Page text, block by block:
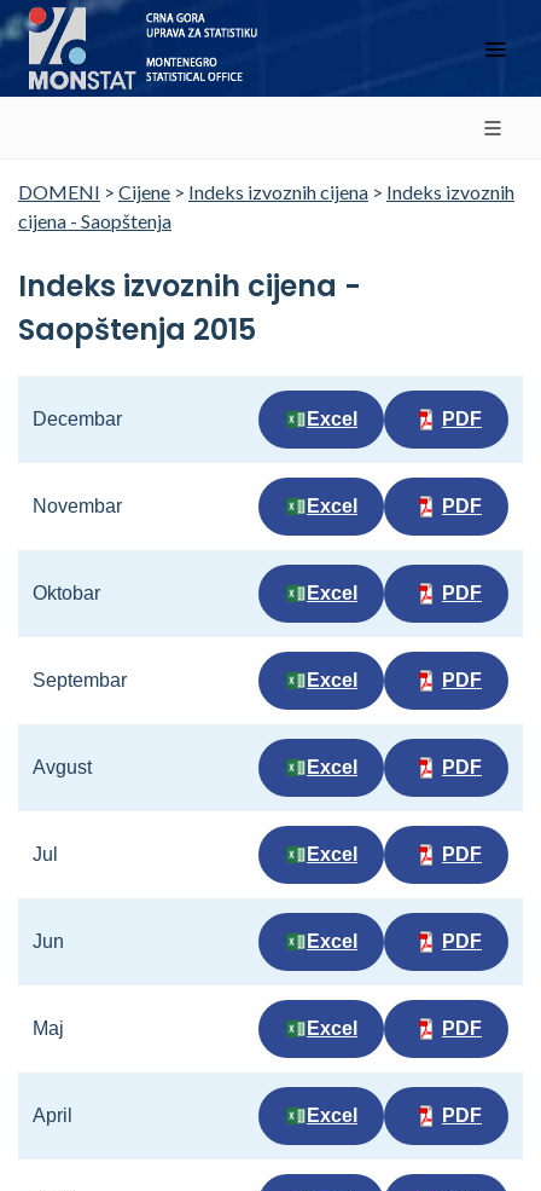
DOMENI > Cijene > Indeks izvoznih cijena > Indeks izvoznih
cijena - Saopštenja
Indeks izvoznih cijena -
Saopštenja 2015
Decembar Excel PDF
Novembar Excel PDF
Oktobar Excel PDF
Septembar Excel PDF
Avgust Excel PDF
Jul Excel PDF
Jun Excel PDF
Maj Excel PDF
April Excel PDF